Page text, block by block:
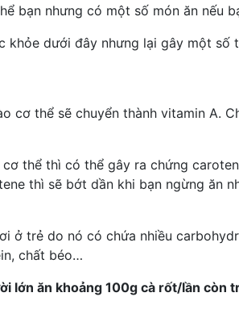
bạn nhưng có một số món ăn nếu
dưới đây nhưng lại gây một
cơ thể sẽ chuyển thành vitamin A.
thể thì có thể gây ra chứng
thì sẽ bớt dần khi bạn ngừng ăn
ở trẻ do nó có chứa nhiều
chất béo…
lớn ăn khoảng 100g cà rốt/lần còn